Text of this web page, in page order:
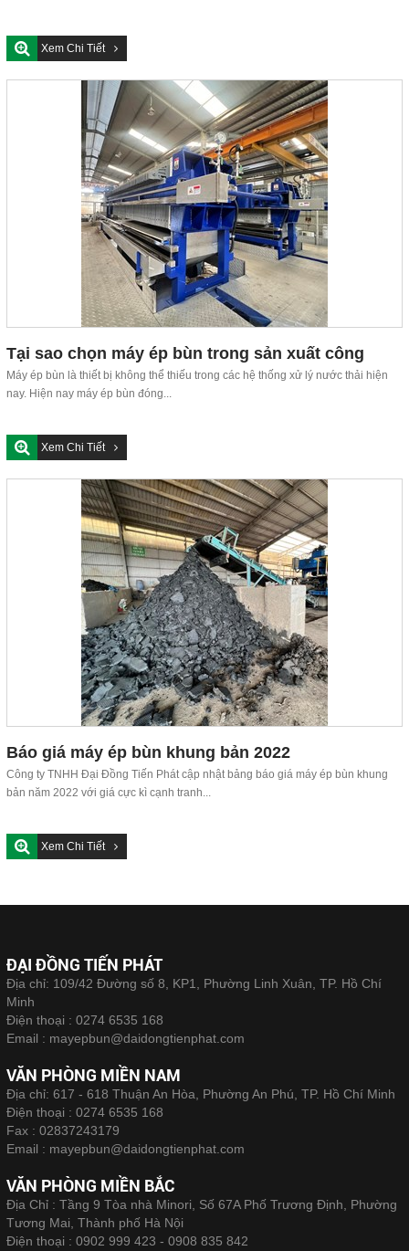
Xem Chi Tiết
Tại sao chọn máy ép bùn trong sản xuất công
nghiệp
Máy ép bùn là thiết bị không thể thiếu trong các hệ thống xử lý nước thải hiện
nay. Hiện nay máy ép bùn đóng...
Xem Chi Tiết
Báo giá máy ép bùn khung bản 2022
Công ty TNHH Đại Đồng Tiến Phát cập nhật bảng báo giá máy ép bùn khung
bản năm 2022 với giá cực kì cạnh tranh...
Xem Chi Tiết
ĐẠI ĐỒNG TIẾN PHÁT
Địa chỉ: 109/42 Đường số 8, KP1, Phường Linh Xuân, TP. Hồ Chí
Minh
Điện thoại : 0274 6535 168
Email : mayepbun@daidongtienphat.com
VĂN PHÒNG MIỀN NAM
Địa chỉ: 617 - 618 Thuận An Hòa, Phường An Phú, TP. Hồ Chí Minh
Điện thoại : 0274 6535 168
Fax : 02837243179
Email : mayepbun@daidongtienphat.com
VĂN PHÒNG MIỀN BẮC
Địa Chỉ : Tầng 9 Tòa nhà Minori, Số 67A Phố Trương Định, Phường
Tương Mai, Thành phố Hà Nội
Điện thoại : 0902 999 423 - 0908 835 842